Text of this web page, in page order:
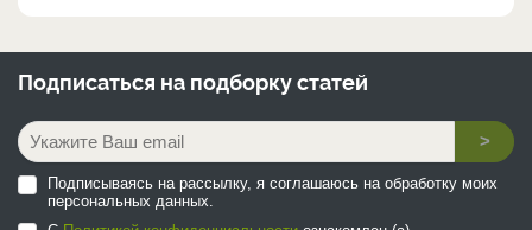
Подписаться на подборку статей
>
Подписываясь на рассылку, я соглашаюсь на обработку моих
персональных данных.